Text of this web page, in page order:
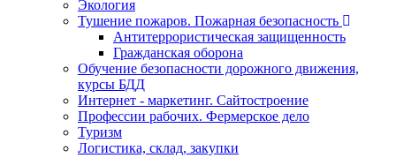
Экология
Тушение пожаров. Пожарная безопасность
Антитеррористическая защищенность
Гражданская оборона
Обучение безопасности дорожного движения,
курсы БДД
Интернет - маркетинг. Сайтостроение
Профессии рабочих. Фермерское дело
Туризм
Логистика, склад, закупки